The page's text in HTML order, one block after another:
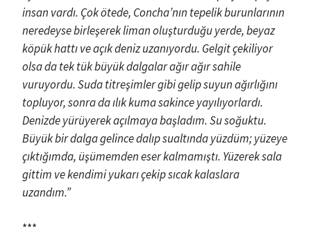
insan vardı. Çok ötede, Concha’nın tepelik burunlarının
neredeyse birleşerek liman oluşturduğu yerde, beyaz
köpük hattı ve açık deniz uzanıyordu. Gelgit çekiliyor
olsa da tek tük büyük dalgalar ağır ağır sahile
vuruyordu. Suda titreşimler gibi gelip suyun ağırlığını
topluyor, sonra da ılık kuma sakince yayılıyorlardı.
Denizde yürüyerek açılmaya başladım. Su soğuktu.
Büyük bir dalga gelince dalıp sualtında yüzdüm; yüzeye
çıktığımda, üşümemden eser kalmamıştı. Yüzerek sala
gittim ve kendimi yukarı çekip sıcak kalaslara
uzandım.”
***